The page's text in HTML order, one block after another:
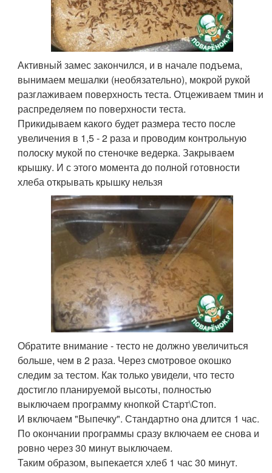
Активный замес закончился, и в начале подъема,
вынимаем мешалки (необязательно), мокрой рукой
разглаживаем поверхность теста. Отцеживаем тмин и
распределяем по поверхности теста.
Прикидываем какого будет размера тесто после
увеличения в 1,5 - 2 раза и проводим контрольную
полоску мукой по стеночке ведерка. Закрываем
крышку. И с этого момента до полной готовности
хлеба открывать крышку нельзя
Обратите внимание - тесто не должно увеличиться
больше, чем в 2 раза. Через смотровое окошко
следим за тестом. Как только увидели, что тесто
достигло планируемой высоты, полностью
выключаем программу кнопкой Старт\Стоп.
И включаем "Выпечку". Стандартно она длится 1 час.
По окончании программы сразу включаем ее снова и
ровно через 30 минут выключаем.
Таким образом, выпекается хлеб 1 час 30 минут.